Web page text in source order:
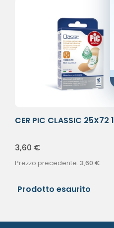
CER PIC CLASSIC 25X72
3,60 €
Prezzo precedente: 3,60 €
Prodotto esaurito